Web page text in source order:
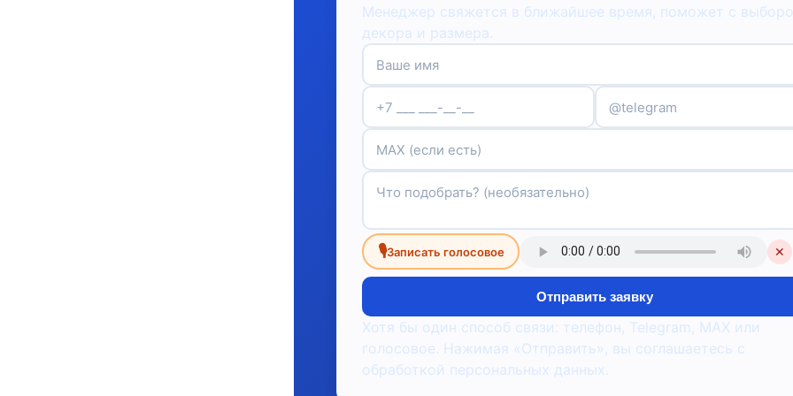
Менеджер свяжется в ближайшее время, поможет с
декора и размера.
🎙Записать голосовое ✕
Отправить заявку
Хотя бы один способ связи: телефон, Telegram, MAX или
голосовое. Нажимая «Отправить», вы соглашаетесь с
обработкой персональных данных.